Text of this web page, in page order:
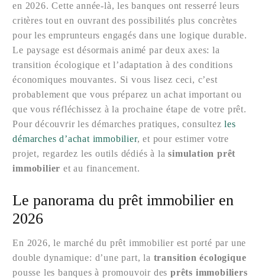
en 2026. Cette année-là, les banques ont resserré leurs
critères tout en ouvrant des possibilités plus concrètes
pour les emprunteurs engagés dans une logique durable.
Le paysage est désormais animé par deux axes: la
transition écologique et l’adaptation à des conditions
économiques mouvantes. Si vous lisez ceci, c’est
probablement que vous préparez un achat important ou
que vous réfléchissez à la prochaine étape de votre prêt.
Pour découvrir les démarches pratiques, consultezles
démarches d’achat immobilier, et pour estimer votre
projet, regardez les outils dédiés à lasimulation prêt
immobilier et au financement.
Le panorama du prêt immobilier en
2026
En 2026, le marché du prêt immobilier est porté par une
double dynamique: d’une part, la transition écologique
pousse les banques à promouvoir desprêts immobiliers